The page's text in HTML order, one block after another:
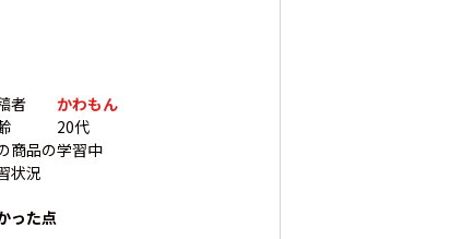
者
かわもん
20代
商品の
状況
学習中
った点